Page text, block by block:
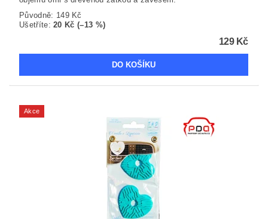
Původně: 149 Kč
Ušetříte:20 Kč (–13 %)
129 Kč
Akce